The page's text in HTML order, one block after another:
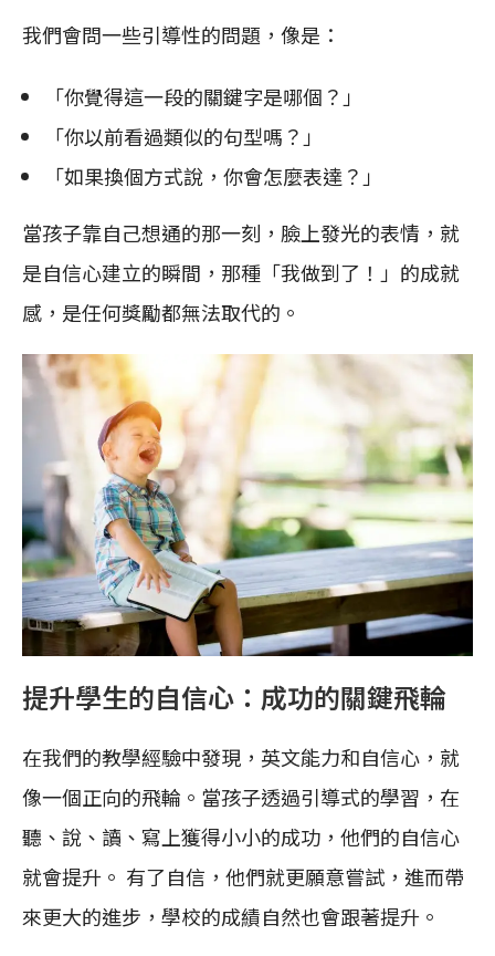
我們會問一些引導性的問題，像是：
「你覺得這一段的關鍵字是哪個？」
「你以前看過類似的句型嗎？」
「如果換個方式說，你會怎麼表達？」
當孩子靠自己想通的那一刻，臉上發光的表情，就
是自信心建立的瞬間，那種「我做到了！」的成就
感，是任何獎勵都無法取代的。
提升學生的自信心：成功的關鍵飛輪
在我們的教學經驗中發現，英文能力和自信心，就
像一個正向的飛輪。當孩子透過引導式的學習，在
聽、說、讀、寫上獲得小小的成功，他們的自信心
就會提升。 有了自信，他們就更願意嘗試，進而帶
來更大的進步，學校的成績自然也會跟著提升。